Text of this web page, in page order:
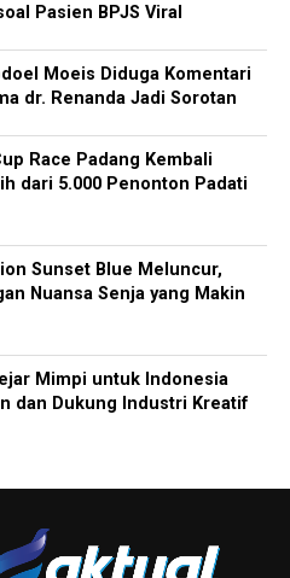
Pasien BPJS Viral
Moeis Diduga Komentari
dr. Renanda Jadi Sorotan
Race Padang Kembali
dari 5.000 Penonton Padati
Sunset Blue Meluncur,
Nuansa Senja yang Makin
Mimpi untuk Indonesia
dan Dukung Industri Kreatif